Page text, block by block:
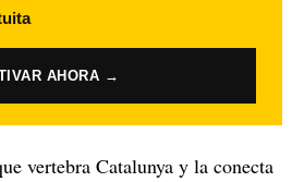
AHORA →
vertebra Catalunya y la conecta